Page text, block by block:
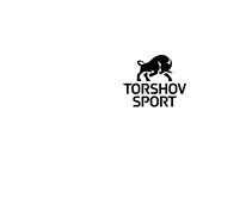
22 09 20 20